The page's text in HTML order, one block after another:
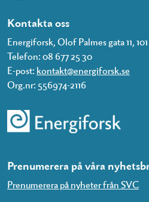
Kontakta oss
Energiforsk, Olof Palmes gata 11,
Telefon: 08 677 25 30
E-post: kontakt@energiforsk.se
Org.nr: 556974-2116
Prenumerera på våra
Prenumerera på nyheter från SVC